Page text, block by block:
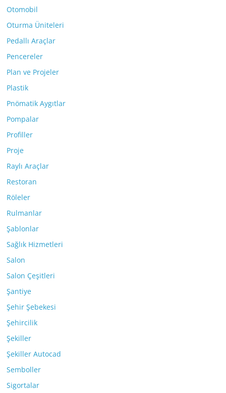
Otomobil
Oturma Üniteleri
Pedallı Araçlar
Pencereler
Plan ve Projeler
Plastik
Pnömatik Aygıtlar
Pompalar
Profiller
Proje
Raylı Araçlar
Restoran
Röleler
Rulmanlar
Şablonlar
Sağlık Hizmetleri
Salon
Salon Çeşitleri
Şantiye
Şehir Şebekesi
Şehircilik
Şekiller
Şekiller Autocad
Semboller
Sigortalar